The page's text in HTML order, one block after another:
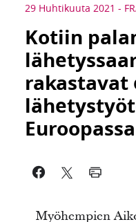
29 Huhtikuuta 2021 -
Kotiin
rakastavat
Euroopassa
Myöhempien